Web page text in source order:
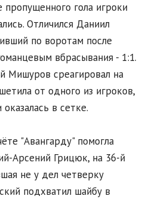
гола игроки
Отличился Даниил
по воротам после
вбрасывания - 1:1.
Мишуров среагировал на
от одного из игроков,
в сетке.
"Авангарду" помогла
Арсений Грицюк, на 36-й
не у дел четверку
подхватил шайбу в